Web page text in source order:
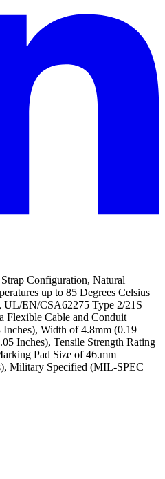
Configuration, Natural
up to 85 Degrees Celsius
EN/CSA62275 Type 2/21S
Flexible Cable and Conduit
Width of 4.8mm (0.19
Inches), Tensile Strength Rating
Pad Size of 46.mm
Military Specified (MIL-SPEC